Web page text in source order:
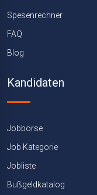
Spesenrechner
FAQ
Blog
Kandidaten
Jobbörse
Job Kategorie
Jobliste
Bußgeldkatalog